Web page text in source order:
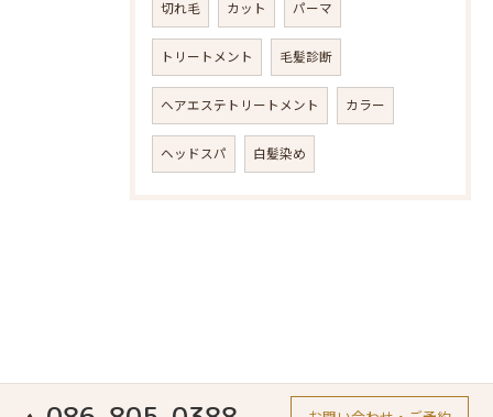
切れ毛 カット パーマ
トリートメント 毛髪診断
ヘアエステトリートメント カラー
ヘッドスパ 白髪染め